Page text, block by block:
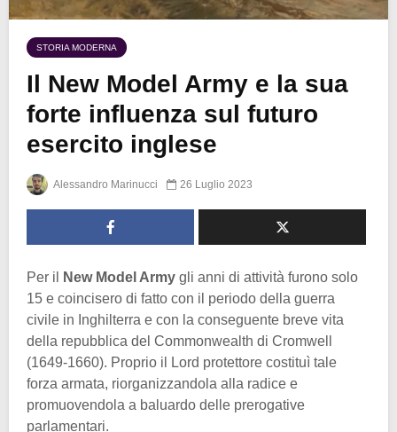
STORIA MODERNA
Il New Model Army e la sua
forte influenza sul futuro
esercito inglese
Alessandro Marinucci 26 Luglio 2023
Per il New Model Army gli anni di attività furono solo
15 e coincisero di fatto con il periodo della guerra
civile in Inghilterra e con la conseguente breve vita
della repubblica del Commonwealth di Cromwell
(1649-1660). Proprio il Lord protettore costituì tale
forza armata, riorganizzandola alla radice e
promuovendola a baluardo delle prerogative
parlamentari.